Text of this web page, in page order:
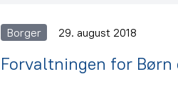
Borger 29. august 2018
Forvaltningen for